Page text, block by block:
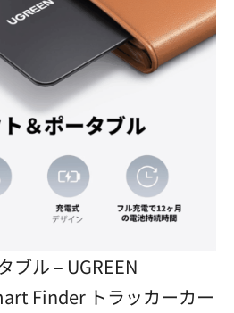
ブル – UGREEN
Finder トラッカーカー